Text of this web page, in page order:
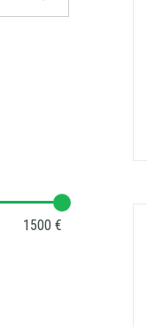
1500 €